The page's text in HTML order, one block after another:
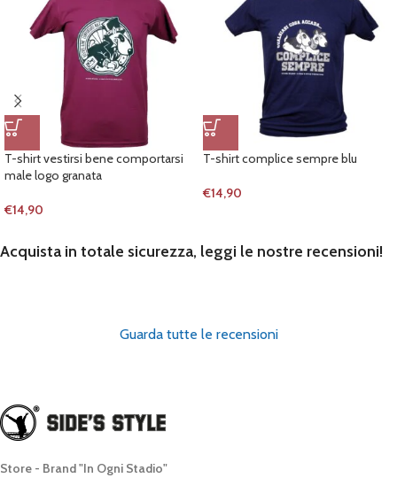
T-shirt vestirsi bene comportarsi
male logo granata
€14,90
T-shirt complice sempre blu
€14,90
Acquista in totale sicurezza, leggi le nostre recensioni!
Guarda tutte le recensioni
Store - Brand "In Ogni Stadio"